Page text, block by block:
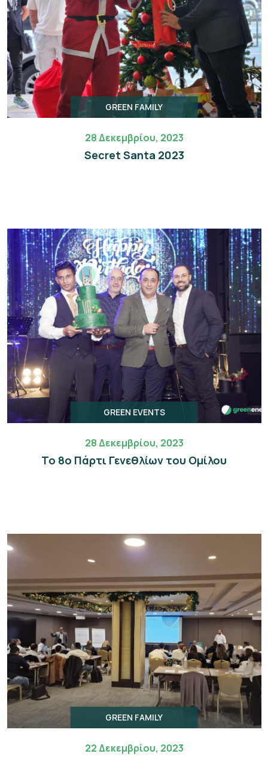
GREEN FAMILY
28 Δεκεμβρίου, 2023
Secret Santa 2023
GREEN EVENTS
28 Δεκεμβρίου, 2023
Το 8ο Πάρτι Γενεθλίων του Ομίλου
GREEN FAMILY
22 Δεκεμβρίου, 2023